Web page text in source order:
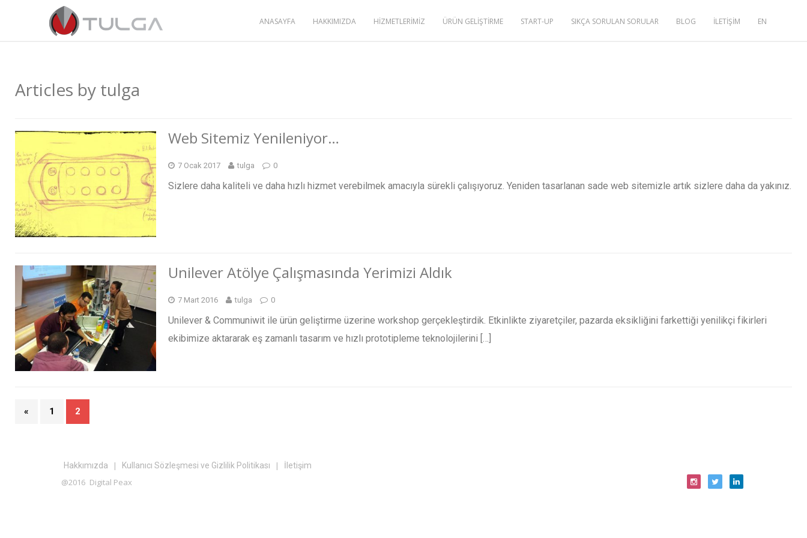
ANASAYFA HAKKIMIZDA HİZMETLERİMİZ ÜRÜN GELİŞTİRME START-UP SIKÇA SORULAN SORULAR BLOG İLETİŞİM EN
Articles by tulga
Web Sitemiz Yenileniyor…
7 Ocak 2017 tulga 0
Sizlere daha kaliteli ve daha hızlı hizmet verebilmek amacıyla sürekli çalışıyoruz. Yeniden tasarlanan sade web sitemizle artık sizlere daha da yakınız.
Unilever Atölye Çalışmasında Yerimizi Aldık
7 Mart 2016 tulga 0
Unilever & Communiwit ile ürün geliştirme üzerine workshop gerçekleştirdik. Etkinlikte ziyaretçiler, pazarda eksikliğini farkettiği yenilikçi fikirleri
ekibimize aktararak eş zamanlı tasarım ve hızlı prototipleme teknolojilerini […]
« 1 2
Hakkımızda | Kullanıcı Sözleşmesi ve Gizlilik Politikası | İletişim
@2016 Digital Peax